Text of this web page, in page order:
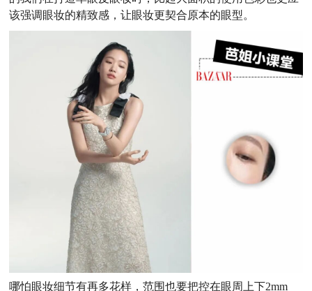
该强调眼妆的精致感，让眼妆更契合原本的眼型。
哪怕眼妆细节有再多花样，范围也要把控在眼周上下2mm